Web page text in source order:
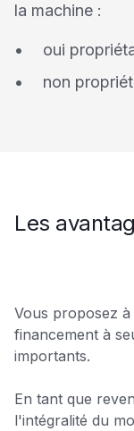
la machine :
oui
non
Les
Vous proposez
financement à
importants.
En tant que
l'intégralité du